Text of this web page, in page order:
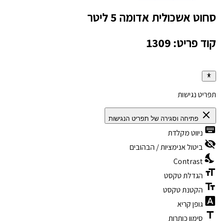
סחוט אשכולית אדומה 5 ליטר
קוד פריט: 1309
תפריט נגישות
close פתיחה וסגירה של תפריט הנגישות
keyboard ניווט מקלדת
visibility_offביטול אנימציות / הבהובים
nights_stay
Contrast
format_size הגדלת טקסט
text_fields הקטנת טקסט
font_download גופן קריא
title סימון כותרות